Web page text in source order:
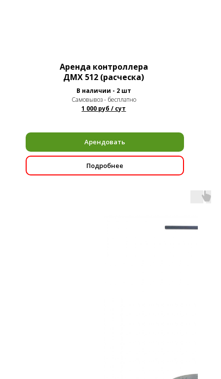
Аренда контроллера
ДМХ 512 (расческа)
В наличии - 2 шт
Самовывоз - бесплатно
1 000 руб / сут
Арендовать
Подробнее